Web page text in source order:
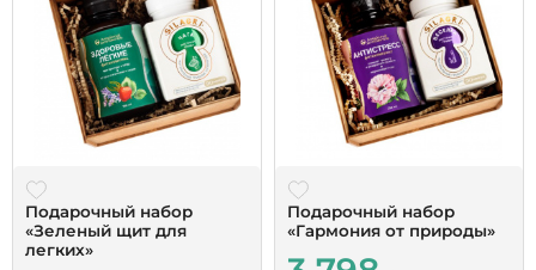
начну принимать, дополню по результатам. Бог
помощь всем.
Читать все отзывы
Подарочный набор
«Зеленый щит для
легких»
Подарочный набор
«Гармония от природы»